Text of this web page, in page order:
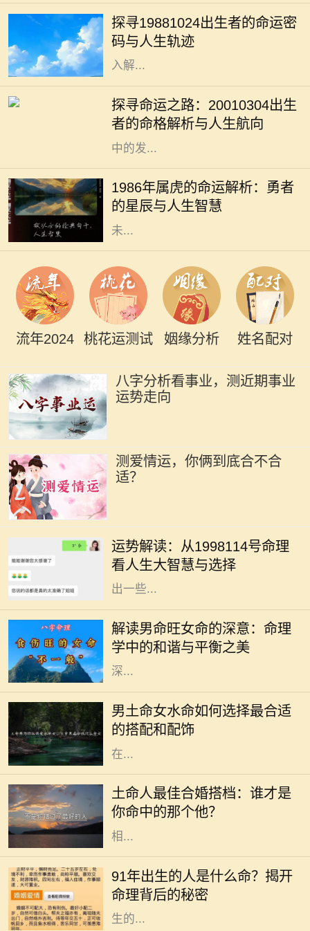
探寻19881024出生者的命运密
码与人生轨迹
能量，1988年10月24日出生的人，
更是承载着独特的命运密码。根据生
肖、五行和星象的分析，我们可以深
入解...
探寻命运之路：20010304出生
者的命格解析与人生航向
每个人的出生日期都带有独特的能
量，2001年3月4日出生者的命格同
样充满神秘和可能性。根据中国传统
命理学，这一日出生的人在他们一生
中的发...
1986年属虎的命运解析：勇者
的星辰与人生智慧
1986年出生的属虎人，属于丙寅年，
丙火之年使得这一年出生的虎年人性
格外向、热情，充满活力。他们天生
具有领导能力，勇敢无畏，善于探索
未...
流年2024 桃花运测试 姻缘分析 姓名配对
八字分析看事业，测近期事业
运势走向
测爱情运，你俩到底合不合
适？
运势解读：从1998114号命理
看人生大智慧与选择
解一个人一生运势的重要方式。
1998114号命，代表了特定的生辰八
字组合，透过其分析，我们能够解析
出一些...
解读男命旺女命的深意：命理
学中的和谐与平衡之美
在中国传统命理学中，男女命的旺相
与否不仅关乎个人的命运，也与家
庭、事业等各方面有着密切的关系。
特别是“男命旺女命”的说法，蕴藏着
深...
男土命女水命如何选择最合适
的搭配和配饰
在命理学中，五行理论是一个非常重
要的概念。每个人的出生日期都会对
应到五行金木水火土中的一种或几种
属性。男土命与女水命的组合，虽然
在...
土命人最佳合婚搭档：谁才是
你命中的那个他？
在五行属性中，土命人依赖于大地的
稳定与包容，象征着踏实和稳重。对
于土命人来说，选择合适的伴侣不仅
是一种情感的需求，更是从五行相生
相...
91年出生的人是什么命？揭开
命理背后的秘密
在中国传统的命理学中，出生年份常
常被视为一个人命运的重要标志。
1991年作为农历的羊年，其命格特征
与性格特点备受关注。那么，91年出
生的...
摩羯座，作为十二星座中的代表之